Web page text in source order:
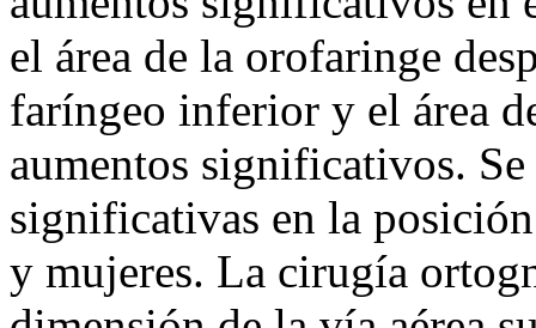
el área de la orofaringe
faríngeo inferior y el área
aumentos significativos.
significativas en la
y mujeres. La cirugía